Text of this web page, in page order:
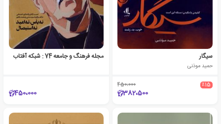
سیگار
حمید موذنی
٪15 450،000
382،500
مجله فرهنگ و جامعه 74 : شبکه آفتاب
450،000